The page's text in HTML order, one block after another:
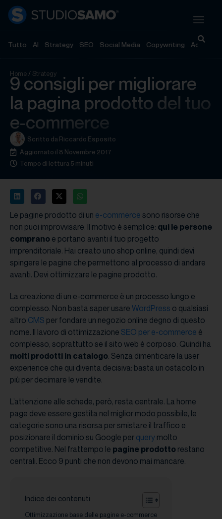
Tutto AI Strategy SEO Social Media Copywriting
Home/ Strategy
9 consigli per migliorare
la pagina prodotto del tuo
e-commerce
Scritto da Riccardo Esposito
Aggiornato il 8 Novembre 2017
Tempo di lettura 5 minuti
Le pagine prodotto di un e-commerce sono risorse che
non puoi improvvisare. Il motivo è semplice: qui le persone
comprano e portano avanti il tuo progetto
imprenditoriale. Hai creato uno shop online, quindi devi
spingere le pagine che permettono al processo di andare
avanti. Devi ottimizzare le pagine prodotto.
La creazione di un e-commerce è un processo lungo e
complesso. Non basta saper usare WordPress o qualsiasi
altro CMS per fondare un negozio online degno di questo
nome. Il lavoro di ottimizzazione SEO per e-commerce è
complesso, soprattutto se il sito web è corposo. Quindi ha
molti prodotti in catalogo. Senza dimenticare la user
experience che qui diventa decisiva: basta un ostacolo in
più per decimare le vendite.
L’attenzione alle schede, però, resta centrale. La home
page deve essere gestita nel miglior modo possibile, le
categorie sono una risorsa per smistare il traffico e
posizionare il dominio su Google per query molto
competitive. Nel frattempo le pagine prodotto restano
centrali. Ecco 9 punti che non devono mai mancare.
Indice dei contenuti
Ottimizzazione base delle pagine e-commerce